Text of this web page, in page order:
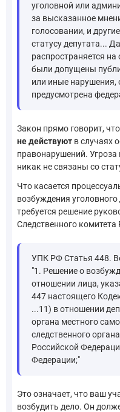
уголовной или
за высказанное
голосовании, и
статусу депутата...
распространяется на
были допущены
или иные нарушения,
предусмотрена
Закон прямо говорит, что
не действуют в случаях
правонарушений.
никак не связаны со
Что касается
возбуждения
требуется решение
Следственного
УПК РФ Статья 448.
"1. Решение о
отношении лица,
447 настоящего
...11) в отношении
органа местного
следственного
Российской
Федерации;"
Это означает, что ваш
возбудить дело. Он